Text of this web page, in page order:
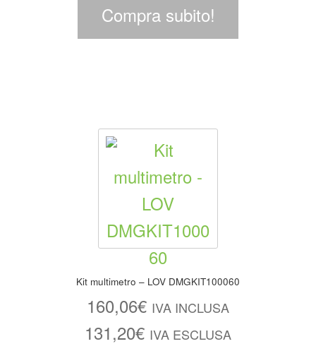
Compra subito!
Kit multimetro – LOV DMGKIT100060
160,06€ IVA INCLUSA
131,20€ IVA ESCLUSA